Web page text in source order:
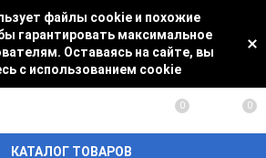
файлы cookie и похожие
гарантировать максимальное
Оставаясь на сайте, вы
с использованием cookie
КАТАЛОГ ТОВАРОВ
0 0